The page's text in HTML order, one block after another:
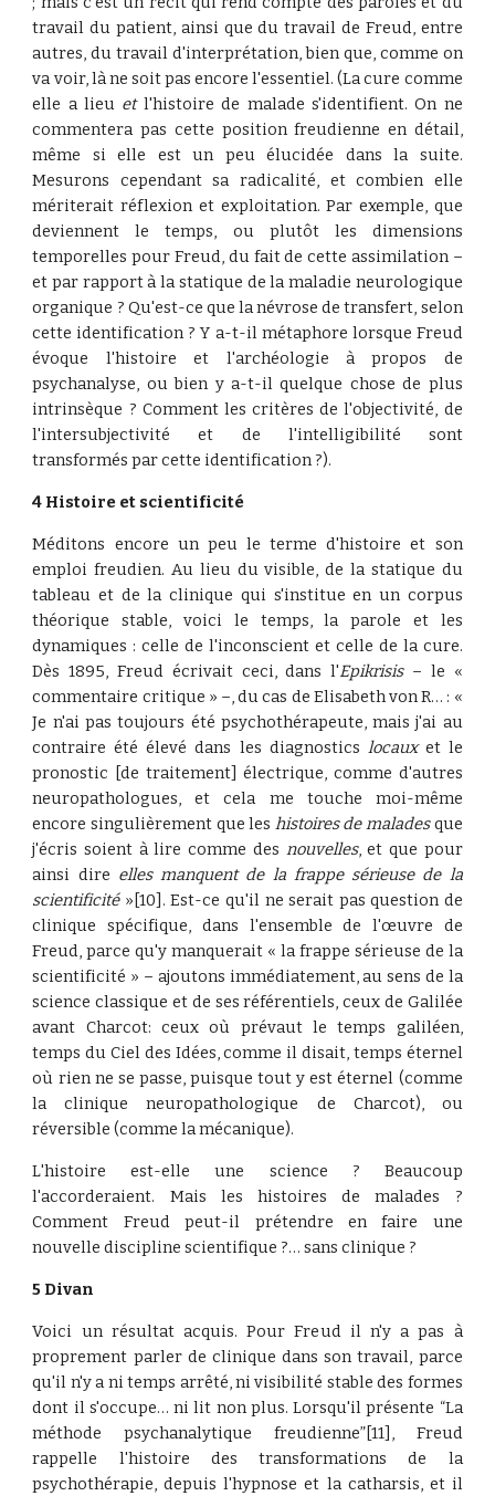
travail du patient, ainsi que du travail de Freud, entre
autres, du travail d'interprétation, bien que, comme on
va voir, là ne soit pas encore l'essentiel. (La cure comme
elle a lieu etl'histoire de malade s'identifient. On ne
commentera pas cette position freudienne en détail,
même si elle est un peu élucidée dans la suite.
Mesurons cependant sa radicalité, et combien elle
mériterait réflexion et exploitation. Par exemple, que
deviennent le temps, ou plutôt les dimensions
temporelles pour Freud, du fait de cette assimilation –
et par rapport à la statique de la maladie neurologique
organique ? Qu'est-ce que la névrose de transfert, selon
cette identification ? Y a-t-il métaphore lorsque Freud
évoque l'histoire et l'archéologie à propos de
psychanalyse, ou bien y a-t-il quelque chose de plus
intrinsèque ? Comment les critères de l'objectivité, de
l'intersubjectivité et de l'intelligibilité sont
transformés par cette identification ?).
4 Histoire et scientificité
Méditons encore un peu le terme d'histoire et son
emploi freudien. Au lieu du visible, de la statique du
tableau et de la clinique qui s'institue en un corpus
théorique stable, voici le temps, la parole et les
dynamiques : celle de l'inconscient et celle de la cure.
Dès 1895, Freud écrivait ceci, dans l'Epikrisis– le «
commentaire critique » –, du cas de Elisabeth von R… : «
Je n'ai pas toujours été psychothérapeute, mais j'ai au
contraire été élevé dans les diagnostics locauxet le
pronostic [de traitement] électrique, comme d'autres
neuropathologues, et cela me touche moi-même
encore singulièrement que les histoires de maladesque
j'écris soient à lire comme des nouvelles, et que pour
ainsi dire elles manquent de la frappe sérieuse de la
scientificité »[10]. Est-ce qu'il ne serait pas question de
clinique spécifique, dans l'ensemble de l'œuvre de
Freud, parce qu'y manquerait « la frappe sérieuse de la
scientificité » – ajoutons immédiatement, au sens de la
science classique et de ses référentiels, ceux de Galilée
avant Charcot: ceux où prévaut le temps galiléen,
temps du Ciel des Idées, comme il disait, temps éternel
où rien ne se passe, puisque tout y est éternel (comme
la clinique neuropathologique de Charcot), ou
réversible (comme la mécanique).
L'histoire est-elle une science ? Beaucoup
l'accorderaient. Mais les histoires de malades ?
Comment Freud peut-il prétendre en faire une
nouvelle discipline scientifique ?… sans clinique ?
5 Divan
Voici un résultat acquis. Pour Freud il n'y a pas à
proprement parler de clinique dans son travail, parce
qu'il n'y a ni temps arrêté, ni visibilité stable des formes
dont il s'occupe… ni lit non plus. Lorsqu'il présente “La
méthode psychanalytique freudienne”[11], Freud
rappelle l'histoire des transformations de la
psychothérapie, depuis l'hypnose et la catharsis, et il